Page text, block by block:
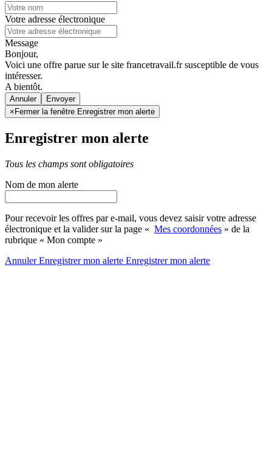
Votre adresse électronique
Message
Bonjour,
Voici une offre parue sur le site francetravail.fr susceptible de vous
intéresser.
A bientôt.
Annuler
× Fermer la fenêtre Enregistrer mon alerte
Enregistrer mon alerte
Tous les champs sont obligatoires
Nom de mon alerte
Pour recevoir les offres par e-mail, vous devez saisir votre adresse
électronique et la valider sur la page « Mes coordonnées » de la
rubrique « Mon compte »
AnnulerEnregistrer mon alerte Enregistrermon alerte